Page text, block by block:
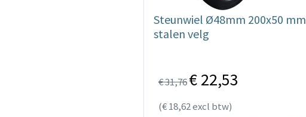
Steunwiel Ø48mm 200x50 mm
stalen velg
€ 31,76€ 22,53
(€ 18,62 excl btw)